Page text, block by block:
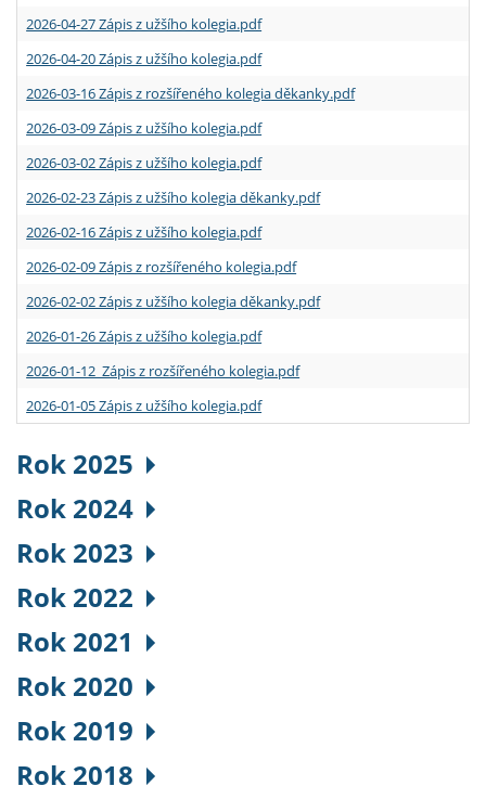
2026-04-27 Zápis z užšího kolegia.pdf
2026-04-20 Zápis z užšího kolegia.pdf
2026-03-16 Zápis z rozšířeného kolegia děkanky.pdf
2026-03-09 Zápis z užšího kolegia.pdf
2026-03-02 Zápis z užšího kolegia.pdf
2026-02-23 Zápis z užšího kolegia děkanky.pdf
2026-02-16 Zápis z užšího kolegia.pdf
2026-02-09 Zápis z rozšířeného kolegia.pdf
2026-02-02 Zápis z užšího kolegia děkanky.pdf
2026-01-26 Zápis z užšího kolegia.pdf
2026-01-12 Zápis z rozšířeného kolegia.pdf
2026-01-05 Zápis z užšího kolegia.pdf
Rok 2025
Rok 2024
Rok 2023
Rok 2022
Rok 2021
Rok 2020
Rok 2019
Rok 2018